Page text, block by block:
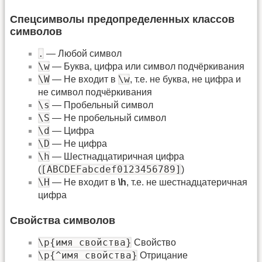
Спецсимволы предопределенных классов
символов
. — Любой символ
\w — Буква, цифра или символ подчёркивания
\W — Не входит в \w, т.е. не буква, не цифра и
не символ подчёркивания
\s — Пробельный символ
\S — Не пробельный символ
\d — Цифра
\D — Не цифра
\h — Шестнадцатиричная цифра
([ABCDEFabcdef0123456789] )
\H — Не входит в \h, т.е. не шестнадцатеричная
цифра
Свойства символов
\p{имя свойства} Свойство
\p{^имя свойства} Отрицание